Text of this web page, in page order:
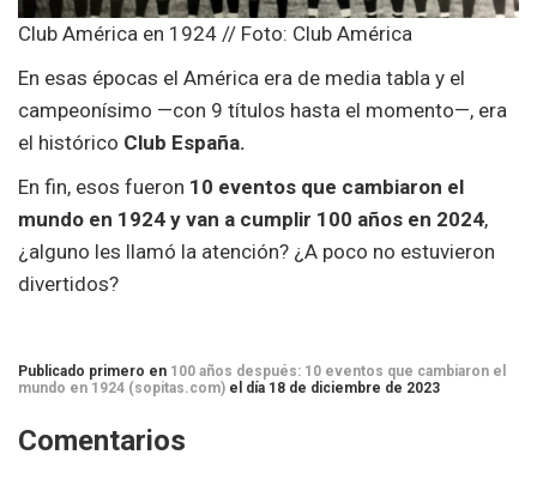
Club América en 1924 // Foto: Club América
En esas épocas el América era de media tabla y el
campeonísimo —con 9 títulos hasta el momento—, era
el histórico Club España.
En fin, esos fueron 10 eventos que cambiaron el
mundo en 1924 y van a cumplir 100 años en 2024,
¿alguno les llamó la atención? ¿A poco no estuvieron
divertidos?
Publicado primero en 100 años después: 10 eventos que cambiaron el
mundo en 1924 (sopitas.com) el día 18 de diciembre de 2023
Comentarios